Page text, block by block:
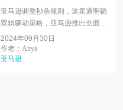
亚马逊调整秒杀规则，速卖通明确
双轨驱动策略，亚马逊推出全面托
管供应链服务，沃尔玛首届假日特
卖活动定档‍，亚马逊秋季Prime
Day大促定档，Temu...
2024年09月30日
作者：Anya
亚马逊